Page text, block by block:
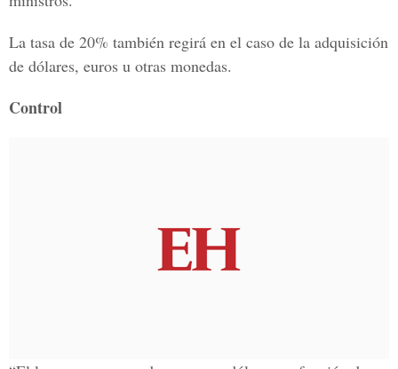
La tasa de 20% también regirá en el caso de la adquisición
de dólares, euros u otras monedas.
Control